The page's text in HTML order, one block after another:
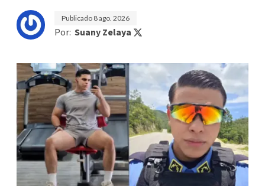
Publicado 8 ago. 2026
Por: Suany Zelaya